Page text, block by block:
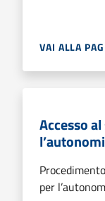
VAI ALLA
Accesso
per